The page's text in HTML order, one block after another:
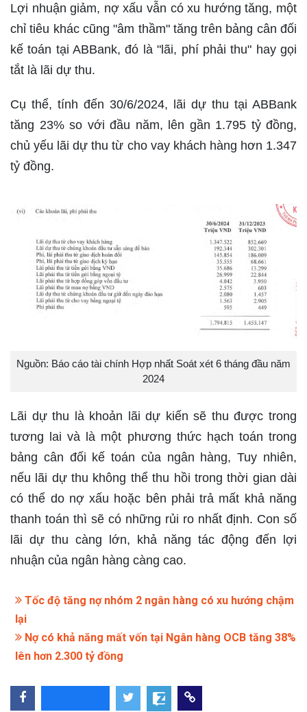
Lợi nhuận giảm, nợ xấu vẫn có xu hướng tăng, một
chỉ tiêu khác cũng "âm thầm" tăng trên bảng cân đối
kế toán tại ABBank, đó là "lãi, phí phải thu" hay gọi
tắt là lãi dự thu.
Cụ thể, tính đến 30/6/2024, lãi dự thu tại ABBank
tăng 23% so với đầu năm, lên gần 1.795 tỷ đồng,
chủ yếu lãi dự thu từ cho vay khách hàng hơn 1.347
tỷ đồng.
Nguồn: Báo cáo tài chính Hợp nhất Soát xét 6 tháng đầu năm
2024
Lãi dự thu là khoản lãi dự kiến sẽ thu được trong
tương lai và là một phương thức hạch toán trong
bảng cân đối kế toán của ngân hàng, Tuy nhiên,
nếu lãi dự thu không thể thu hồi trong thời gian dài
có thể do nợ xấu hoặc bên phải trả mất khả năng
thanh toán thì sẽ có những rủi ro nhất định. Con số
lãi dự thu càng lớn, khả năng tác động đến lợi
nhuận của ngân hàng càng cao.
Tốc độ tăng nợ nhóm 2 ngân hàng có xu hướng chậm
lại
Nợ có khả năng mất vốn tại Ngân hàng OCB tăng 38%
lên hơn 2.300 tỷ đồng